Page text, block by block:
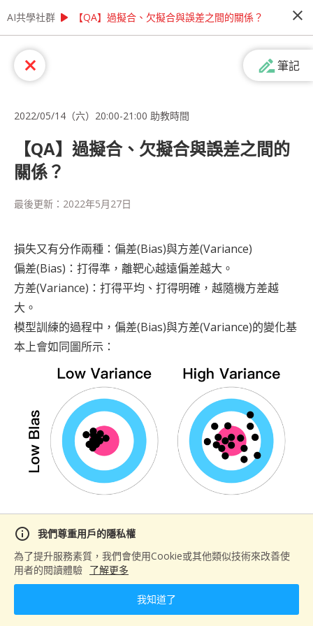
AI共學社群 play_arrow 【教材專區】學習AI有困難？ 讓Cupoy助教來幫你！
【教材專區】學習AI有困難？ 讓Cupoy
助教來幫你！
即時為您解答嗎？ 想提高模型準確率，卻不知從何
每週一次的線上助教時間！
people_alt 77
info
我們尊重用戶的隱私權
為了提升服務素質，我們會使用Cookie或其他類似技術來改善使
用者的閱讀體驗 了解更多
我知道了
AI共學社群 play_arrow 【QA】過擬合、欠擬合與誤差之間的關係？ close
close drive_file_rename_outline筆記
2022/05/14（六）20:00-21:00 助教時間
【QA】過擬合、欠擬合與誤差之間的
關係？
最後更新： 2022年5月27日
損失又有分作兩種：偏差(Bias)與方差(Variance)
偏差(Bias)：打得準，離靶心越遠偏差越大。
方差(Variance)：打得平均、打得明確，越隨機方差越
大。
模型訓練的過程中，偏差(Bias)與方差(Variance)的變化基
本上會如同圖所示 ：